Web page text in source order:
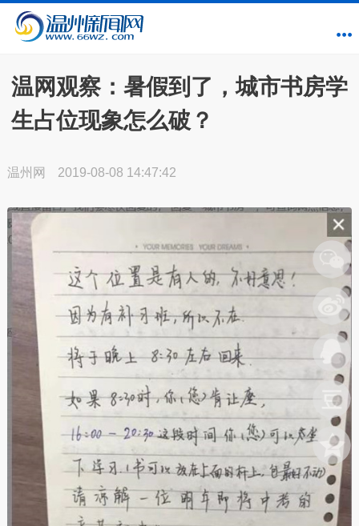
温网观察：暑假到了，城市书房学
生占位现象怎么破？
温州网 2019-08-08 14:47:42